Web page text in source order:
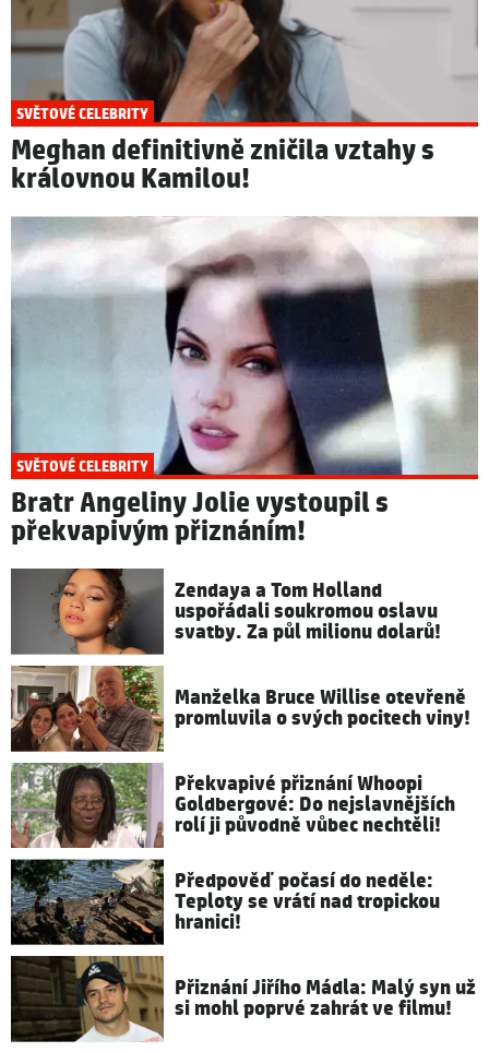
SVĚTOVÉ CELEBRITY
Meghan definitivně zničila vztahy s
královnou Kamilou!
SVĚTOVÉ CELEBRITY
Bratr Angeliny Jolie vystoupil s
překvapivým přiznáním!
Zendaya a Tom Holland
uspořádali soukromou oslavu
svatby. Za půl milionu dolarů!
Manželka Bruce Willise otevřeně
promluvila o svých pocitech viny!
Překvapivé přiznání Whoopi
Goldbergové: Do nejslavnějších
rolí ji původně vůbec nechtěli!
Předpověď počasí do neděle:
Teploty se vrátí nad tropickou
hranici!
Přiznání Jiřího Mádla: Malý syn už
si mohl poprvé zahrát ve filmu!